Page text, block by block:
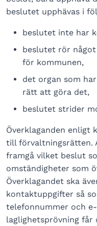
beslutet upphävas i
beslutet inte har
beslutet rör
för kommunen,
det organ som
rätt att göra det,
beslutet strider
Överklaganden enligt
till förvaltningsrätten.
framgå vilket beslut
omständigheter som
Överklagandet ska
kontaktuppgifter så
telefonnummer och
laglighetsprövning